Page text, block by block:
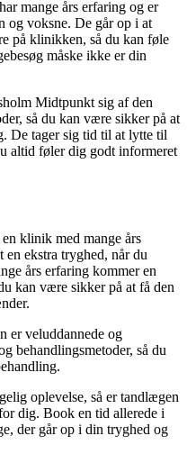
mange års erfaring og er
og voksne. De går op i at
på klinikken, så du kan føle
måske ikke er din
Midtpunkt sig af den
så du kan være sikker på at
De tager sig tid til at lytte til
altid føler dig godt informeret
klinik med mange års
ekstra tryghed, når du
års erfaring kommer en
kan være sikker på at få den
er veluddannede og
behandlingsmetoder, så du
oplevelse, så er tandlægen
dig. Book en tid allerede i
der går op i din tryghed og